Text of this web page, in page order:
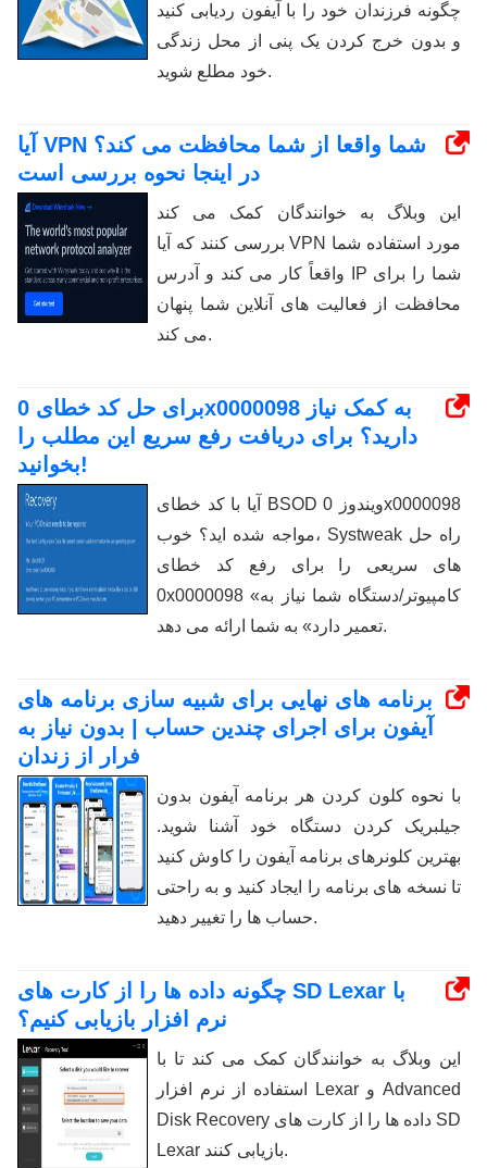
چگونه فرزندان خود را با آیفون ردیابی کنید
و بدون خرج کردن یک پنی از محل زندگی
خود مطلع شوید.
آیا VPN شما واقعا از شما محافظت می کند؟
در اینجا نحوه بررسی است
این وبلاگ به خوانندگان کمک می کند
بررسی کنند که آیا VPN مورد استفاده شما
واقعاً کار می کند و آدرس IP شما را برای
محافظت از فعالیت های آنلاین شما پنهان
می کند.
برای حل کد خطای 0x0000098 به کمک نیاز
دارید؟ برای دریافت رفع سریع این مطلب را
بخوانید!
آیا با کد خطای BSOD ویندوز 0x0000098
مواجه شده اید؟ خوب، Systweak راه حل
های سریعی را برای رفع کد خطای
0x0000098 «کامپیوتر/دستگاه شما نیاز به
تعمیر دارد» به شما ارائه می دهد.
برنامه های نهایی برای شبیه سازی برنامه های
آیفون برای اجرای چندین حساب | بدون نیاز به
فرار از زندان
با نحوه کلون کردن هر برنامه آیفون بدون
جیلبریک کردن دستگاه خود آشنا شوید.
بهترین کلونرهای برنامه آیفون را کاوش کنید
تا نسخه های برنامه را ایجاد کنید و به راحتی
حساب ها را تغییر دهید.
چگونه داده ها را از کارت های SD Lexar با
نرم افزار بازیابی کنیم؟
این وبلاگ به خوانندگان کمک می کند تا با
استفاده از نرم افزار Lexar و Advanced
Disk Recovery داده ها را از کارت های SD
Lexar بازیابی کنند.